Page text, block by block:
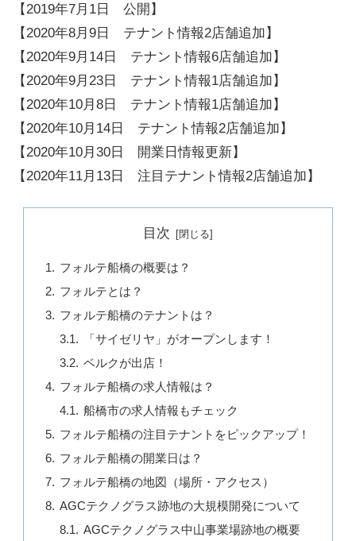
【2019年7月1日 公開】
【2020年8月9日 テナント情報2店舗追加】
【2020年9月14日 テナント情報6店舗追加】
【2020年9月23日 テナント情報1店舗追加】
【2020年10月8日 テナント情報1店舗追加】
【2020年10月14日 テナント情報2店舗追加】
【2020年10月30日 開業日情報更新】
【2020年11月13日 注目テナント情報2店舗追加】
目次
フォルテ船橋の概要は？
フォルテとは？
フォルテ船橋のテナントは？
「サイゼリヤ」がオープンします！
ベルクが出店！
フォルテ船橋の求人情報は？
船橋市の求人情報もチェック
フォルテ船橋の注目テナントをピックアップ！
フォルテ船橋の開業日は？
フォルテ船橋の地図（場所・アクセス）
AGCテクノグラス跡地の大規模開発について
AGCテクノグラス中山事業場跡地の概要